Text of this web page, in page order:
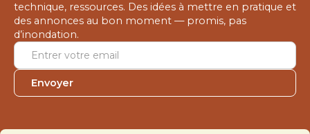
technique, ressources. Des idées à mettre en pratique et
des annonces au bon moment — promis, pas
d’inondation.